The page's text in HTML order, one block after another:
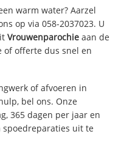
warm water? Aarzel
op via 058-2037023. U
Vrouwenparochie aan de
of offerte dus snel en
of afvoeren in
bel ons. Onze
365 dagen per jaar en
uit te